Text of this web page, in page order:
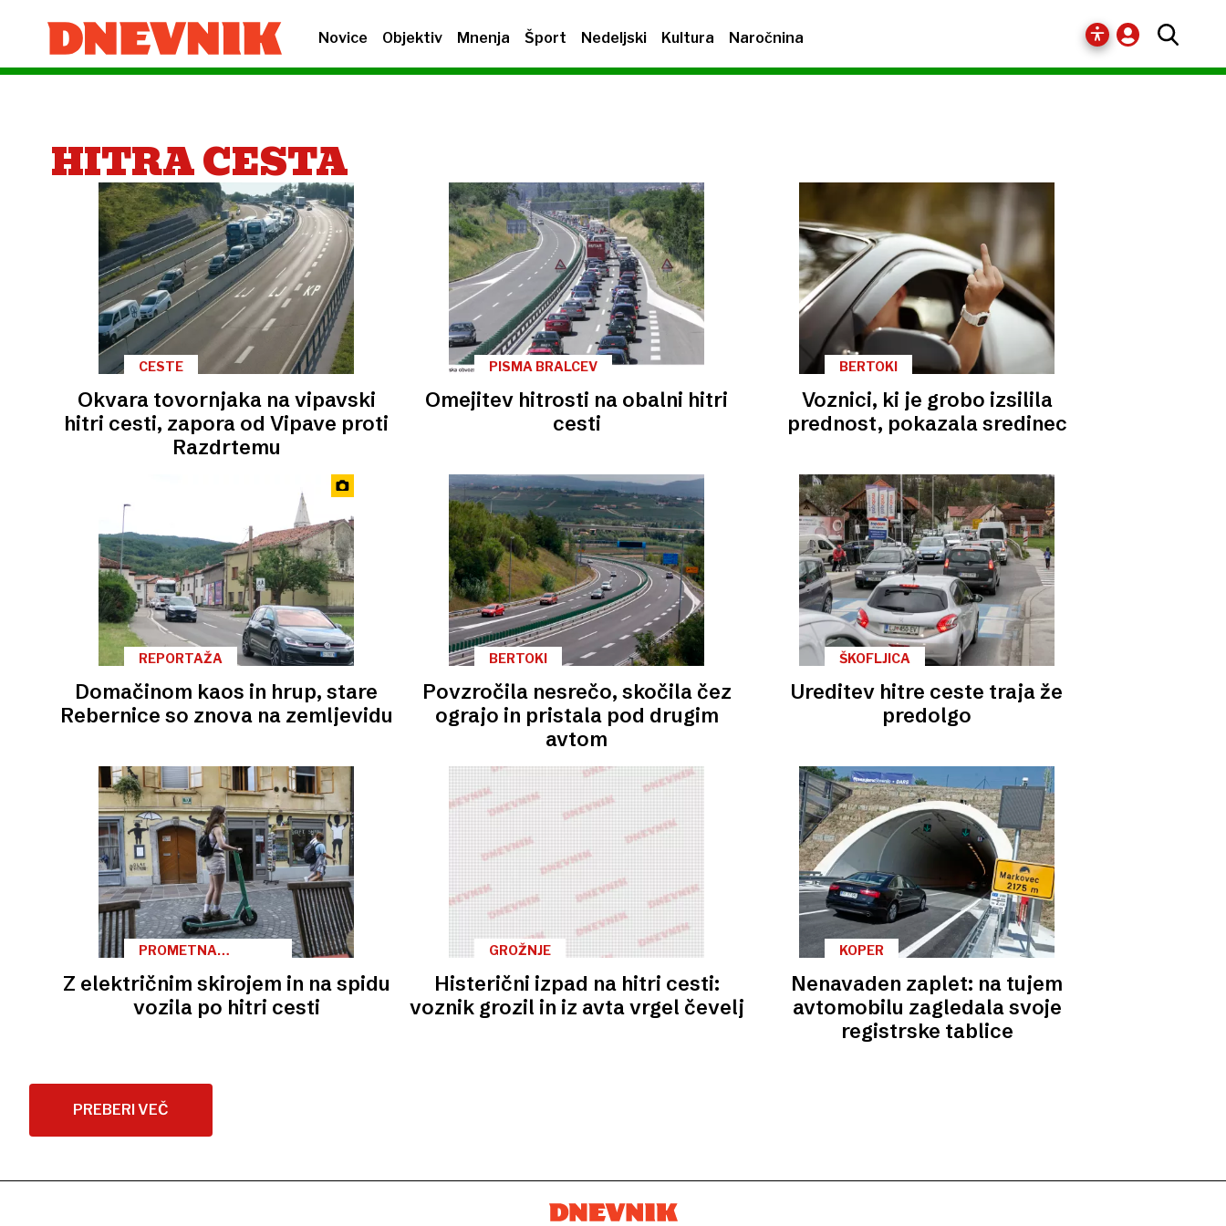
Novice Objektiv Mnenja Šport Nedeljski Kultura Naročnina
HITRA CESTA
CESTE
Okvara tovornjaka na vipavski
hitri cesti, zapora od Vipave proti
Razdrtemu
PISMA BRALCEV
Omejitev hitrosti na obalni hitri
cesti
BERTOKI
Voznici, ki je grobo izsilila
prednost, pokazala sredinec
REPORTAŽA
Domačinom kaos in hrup, stare
Rebernice so znova na zemljevidu
BERTOKI
Povzročila nesrečo, skočila čez
ograjo in pristala pod drugim
avtom
ŠKOFLJICA
Ureditev hitre ceste traja že
predolgo
PROMETNA
Z električnim skirojem in na spidu
vozila po hitri cesti
GROŽNJE
Histerični izpad na hitri cesti:
voznik grozil in iz avta vrgel čevelj
KOPER
Nenavaden zaplet: na tujem
avtomobilu zagledala svoje
registrske tablice
PREBERI VEČ